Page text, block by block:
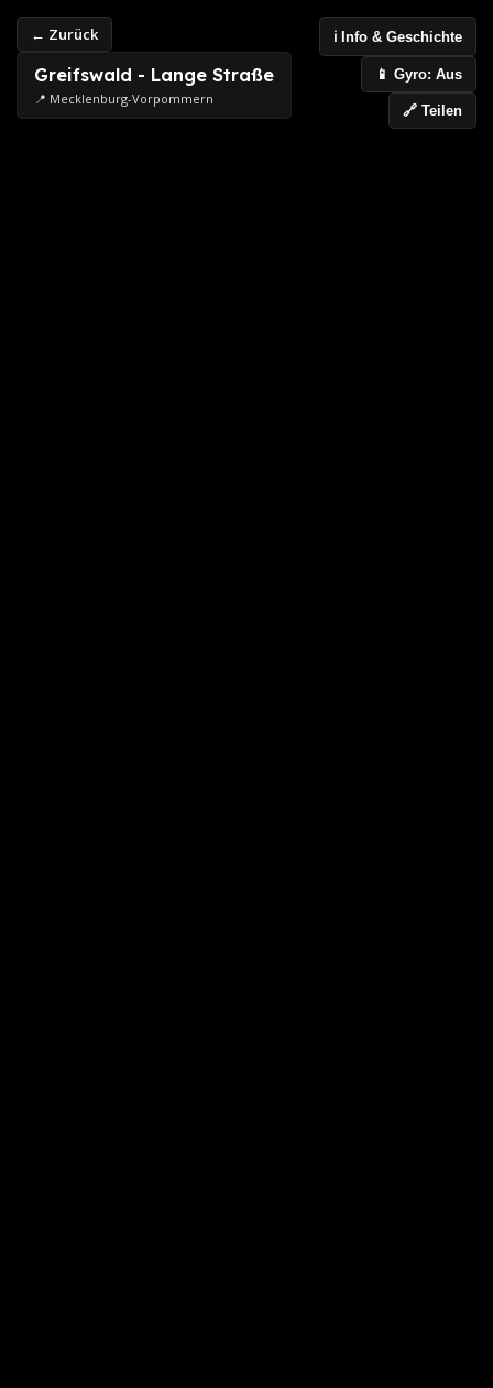
← Zurück
Greifswald - Lange Straße
📍 Mecklenburg-Vorpommern
ℹ️ Info & Geschichte
📱 Gyro: Aus
🔗 Teilen